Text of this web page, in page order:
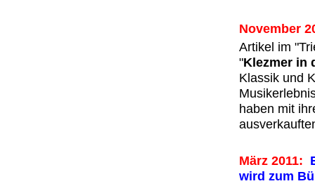
November
Artikel im
"Klezmer in
Klassik und
haben mit
März 2011:
wird zum